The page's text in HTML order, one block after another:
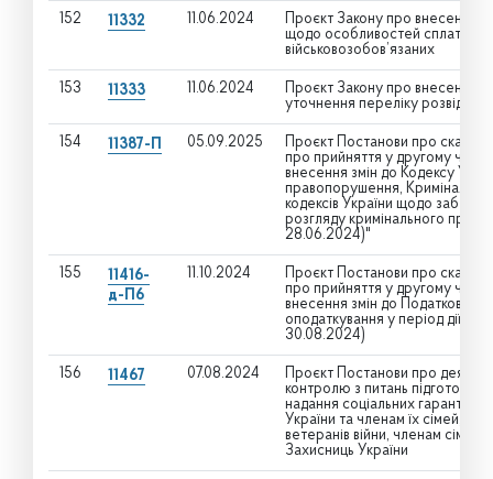
152 11332 11.06.2024
Проєкт Закону про внесення
щодо особливостей сплати
військовозобов’язаних
153 11333 11.06.2024
Проєкт Закону про внесення
уточнення переліку
154 11387-П 05.09.2025
Проєкт Постанови про
про прийняття у другому
внесення змін до Кодексу
правопорушення,
кодексів України щодо
розгляду кримінального
28.06.2024)"
155
11416-
д-П6
11.10.2024
Проєкт Постанови про
про прийняття у другому
внесення змін до
оподаткування у період дії
30.08.2024)
156 11467 07.08.2024
Проєкт Постанови про деякі
контролю з питань підготовки
надання соціальних гарантій
України та членам їх сімей,
ветеранів війни, членам сімей
Захисниць України